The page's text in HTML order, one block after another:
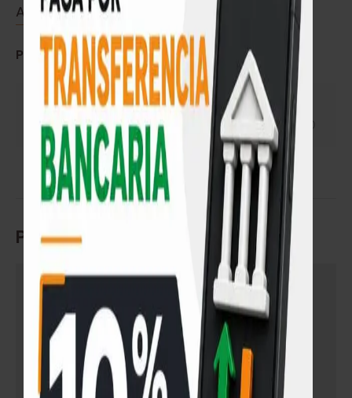
Agotado
Pago seguro garantizado
¿Necesitas ayuda? Llámanos 092 667 941
Lunes – Viernes 8:30 – 17:00 || Sábados 8:30 - 13:30
Productos relacionados
¡VENTA!